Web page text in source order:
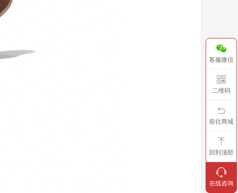
客服微信
二维码
前往商城
回到顶部
在线咨询